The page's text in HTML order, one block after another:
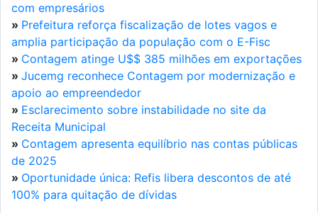
com empresários
» Prefeitura reforça fiscalização de lotes vagos e
amplia participação da população com o E-Fisc
» Contagem atinge U$$ 385 milhões em exportações
» Jucemg reconhece Contagem por modernização e
apoio ao empreendedor
» Esclarecimento sobre instabilidade no site da
Receita Municipal
» Contagem apresenta equilíbrio nas contas públicas
de 2025
» Oportunidade única: Refis libera descontos de até
100% para quitação de dívidas